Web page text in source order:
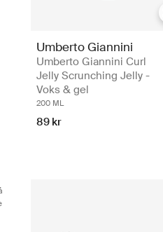
Umberto Giannini
Umberto Giannini Curl
Jelly Scrunching Jelly -
Voks & gel
200 ML
89 kr